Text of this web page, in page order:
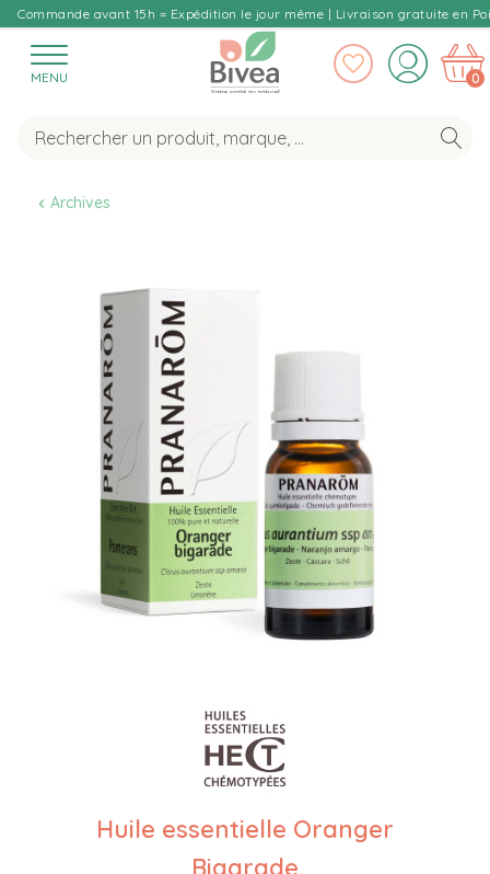
Commande avant 15h = Expédition le jour même | Livraison gratuite en
MENU 0
Archives
Huile essentielle Oranger
Bigarade